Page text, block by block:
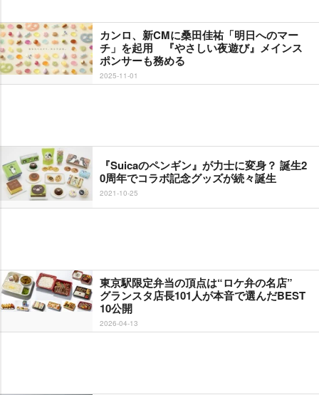
カンロ、新CMに桑田佳祐「明日へのマー
チ」を起用 『やさしい夜遊び』メインス
ポンサーも務める
2025-11-01
『Suicaのペンギン』が力士に変身？ 誕生2
0周年でコラボ記念グッズが続々誕生
2021-10-25
東京駅限定弁当の頂点は“ロケ弁の名店”
グランスタ店長101人が本音で選んだBEST
10公開
2026-04-13